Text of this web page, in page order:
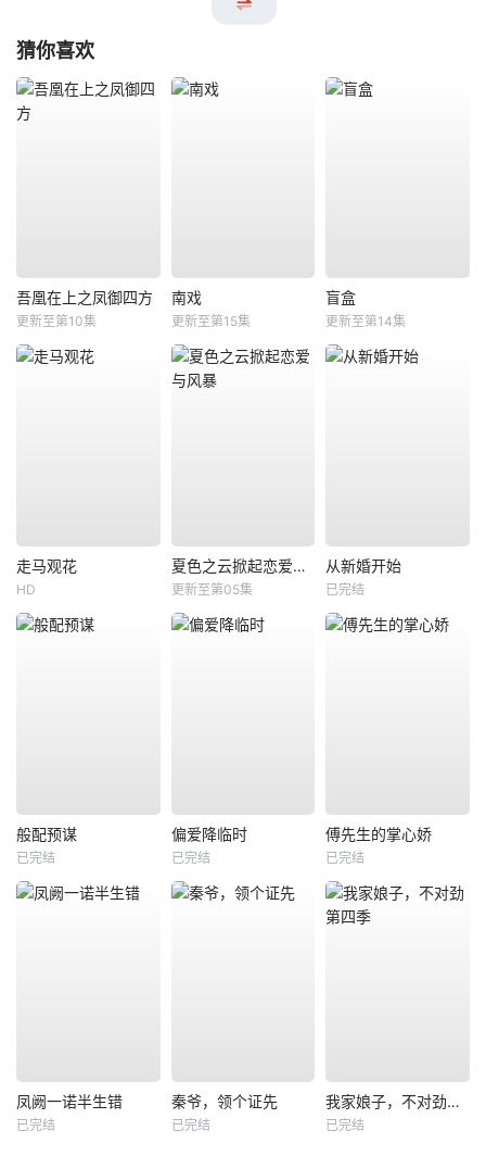
猜你喜欢
吾凰在上之凤御四方
更新至第10集
南戏
更新至第15集
盲盒
更新至第14集
走马观花
HD
夏色之云掀起恋爱与风暴
更新至第05集
从新婚开始
已完结
般配预谋
已完结
偏爱降临时
已完结
傅先生的掌心娇
已完结
凤阙一诺半生错
已完结
秦爷，领个证先
已完结
我家娘子，不对劲第四季
已完结